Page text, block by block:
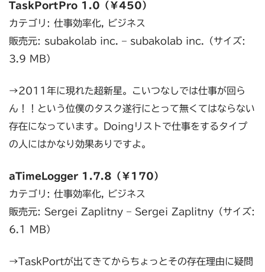
TaskPortPro 1.0（￥450）
カテゴリ: 仕事効率化, ビジネス
販売元: subakolab inc. – subakolab inc.（サイズ:
3.9 MB）
→2011年に現れた超新星。こいつなしでは仕事が回ら
ん！！という位僕のタスク遂行にとって無くてはならない
存在になっています。Doingリストで仕事をするタイプ
の人にはかなり効果ありですよ。
aTimeLogger 1.7.8（￥170）
カテゴリ: 仕事効率化, ビジネス
販売元: Sergei Zaplitny – Sergei Zaplitny（サイズ:
6.1 MB）
→TaskPortが出てきてからちょっとその存在理由に疑問